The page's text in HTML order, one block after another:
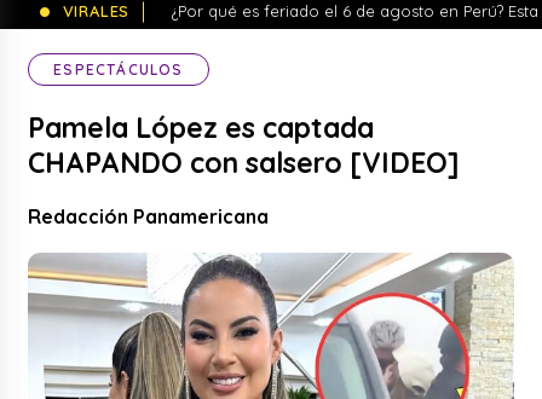
VIRALES
¿Por qué es feriado el 6 de agosto en Perú?
ESPECTÁCULOS
Pamela López es captada
CHAPANDO con salsero [VIDEO]
Redacción Panamericana